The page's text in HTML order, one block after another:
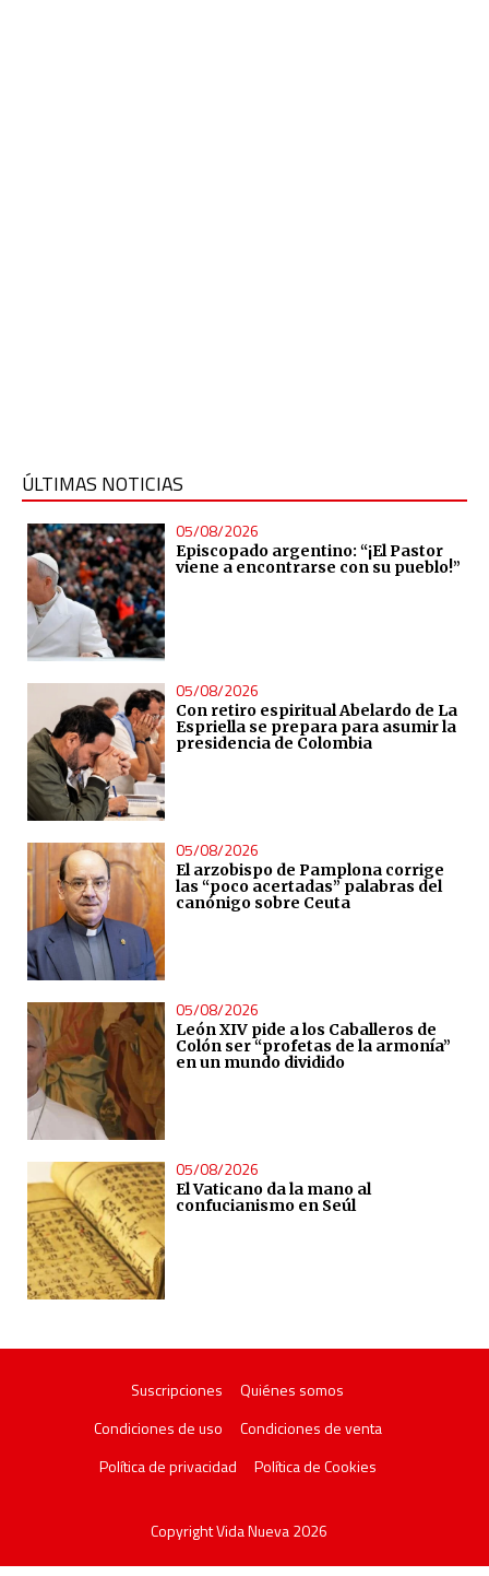
ÚLTIMAS NOTICIAS
05/08/2026
Episcopado argentino: “¡El Pastor
viene a encontrarse con su pueblo!”
05/08/2026
Con retiro espiritual Abelardo de La
Espriella se prepara para asumir la
presidencia de Colombia
05/08/2026
El arzobispo de Pamplona corrige
las “poco acertadas” palabras del
canónigo sobre Ceuta
05/08/2026
León XIV pide a los Caballeros de
Colón ser “profetas de la armonía”
en un mundo dividido
05/08/2026
El Vaticano da la mano al
confucianismo en Seúl
Suscripciones
Quiénes somos
Condiciones de uso
Condiciones de venta
Política de privacidad
Política de Cookies
Copyright Vida Nueva 2026